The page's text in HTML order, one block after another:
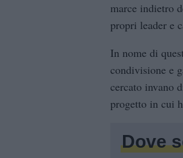
marce indietro
propri leader e
In nome di
condivisione e
cercato invano
progetto in cui
Dove